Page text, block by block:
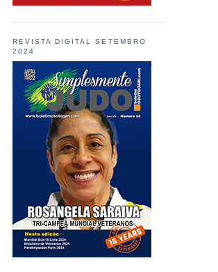
REVISTA DIGITAL SETEMBRO
2024